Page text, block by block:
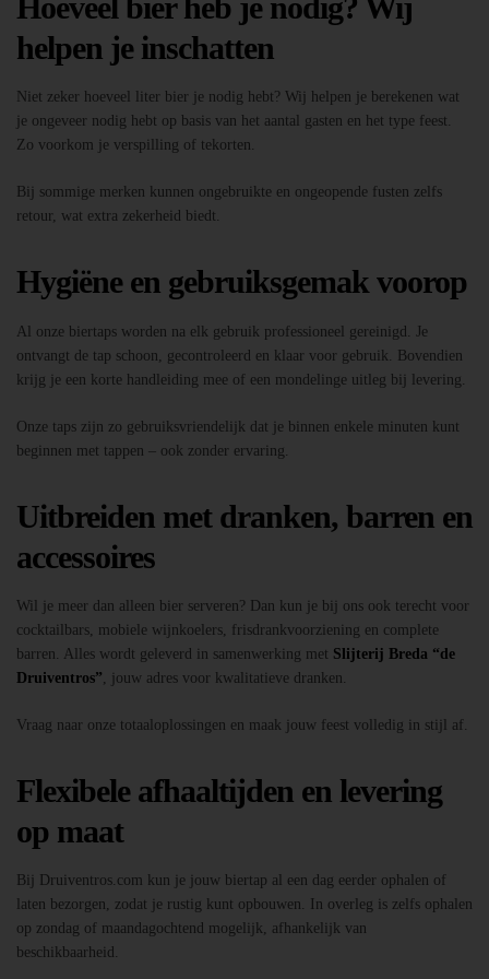
helpen je inschatten
Niet zeker hoeveel liter bier je nodig hebt? Wij helpen je berekenen wat
je ongeveer nodig hebt op basis van het aantal gasten en het type feest.
Zo voorkom je verspilling of tekorten.
Bij sommige merken kunnen ongebruikte en ongeopende fusten zelfs
retour, wat extra zekerheid biedt.
Hygiëne en gebruiksgemak voorop
Al onze biertaps worden na elk gebruik professioneel gereinigd. Je
ontvangt de tap schoon, gecontroleerd en klaar voor gebruik. Bovendien
krijg je een korte handleiding mee of een mondelinge uitleg bij levering.
Onze taps zijn zo gebruiksvriendelijk dat je binnen enkele minuten kunt
beginnen met tappen – ook zonder ervaring.
Uitbreiden met dranken, barren en
accessoires
Wil je meer dan alleen bier serveren? Dan kun je bij ons ook terecht voor
cocktailbars, mobiele wijnkoelers, frisdrankvoorziening en complete
barren. Alles wordt geleverd in samenwerking met Slijterij Breda “de
Druiventros” , jouw adres voor kwalitatieve dranken.
Vraag naar onze totaaloplossingen en maak jouw feest volledig in stijl af.
Flexibele afhaaltijden en levering
op maat
Bij Druiventros.com kun je jouw biertap al een dag eerder ophalen of
laten bezorgen, zodat je rustig kunt opbouwen. In overleg is zelfs ophalen
op zondag of maandagochtend mogelijk, afhankelijk van
beschikbaarheid.